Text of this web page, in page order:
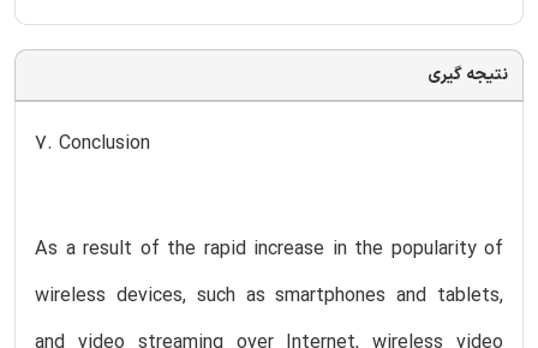
نتیجه گیری
7. Conclusion
As a result of the rapid increase in the popularity of
wireless devices, such as smartphones and tablets,